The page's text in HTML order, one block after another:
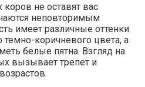
не оставят вас
неповторимым
имеет различные оттенки
темно-коричневого цвета, а
белые пятна. Взгляд на
вызывает трепет и